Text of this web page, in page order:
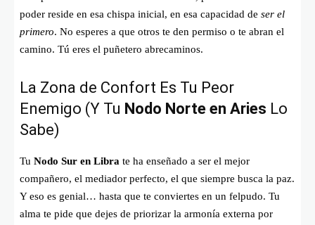
poder reside en esa chispa inicial, en esa capacidad de ser el
primero. No esperes a que otros te den permiso o te abran el
camino. Tú eres el puñetero abrecaminos.
La Zona de Confort Es Tu Peor
Enemigo (Y Tu Nodo Norte en Aries Lo
Sabe)
Tu Nodo Sur en Libra te ha enseñado a ser el mejor
compañero, el mediador perfecto, el que siempre busca la paz.
Y eso es genial… hasta que te conviertes en un felpudo. Tu
alma te pide que dejes de priorizar la armonía externa por